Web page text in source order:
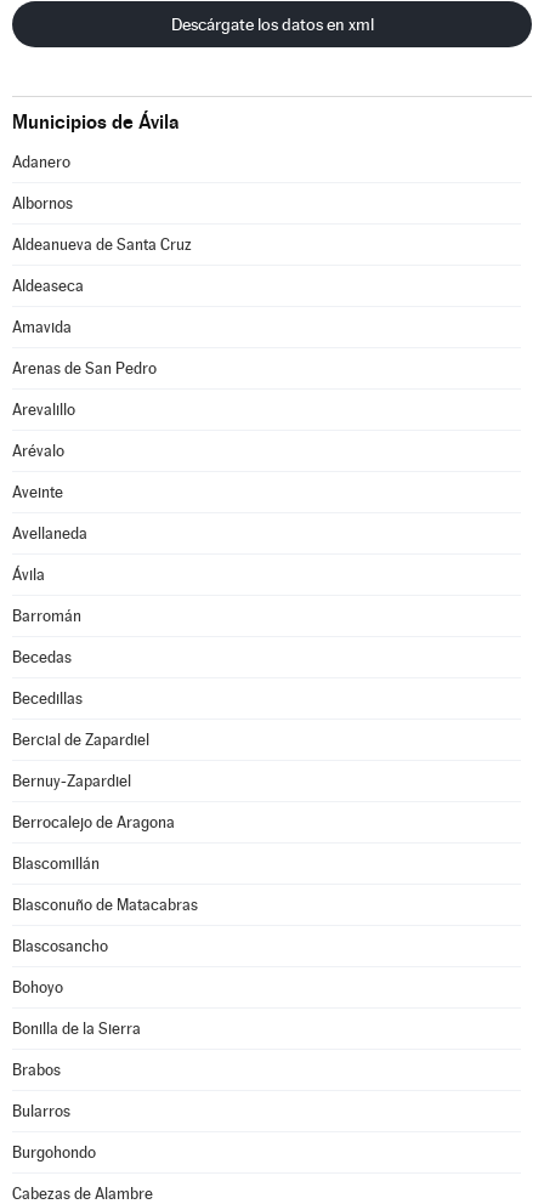
Descárgate los datos en xml
Municipios de Ávila
Adanero
Albornos
Aldeanueva de Santa Cruz
Aldeaseca
Amavida
Arenas de San Pedro
Arevalillo
Arévalo
Aveinte
Avellaneda
Ávila
Barromán
Becedas
Becedillas
Bercial de Zapardiel
Bernuy-Zapardiel
Berrocalejo de Aragona
Blascomillán
Blasconuño de Matacabras
Blascosancho
Bohoyo
Bonilla de la Sierra
Brabos
Bularros
Burgohondo
Cabezas de Alambre